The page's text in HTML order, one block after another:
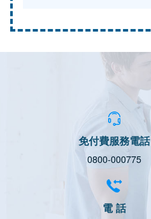
免付費服務電話
0800-000775
電 話